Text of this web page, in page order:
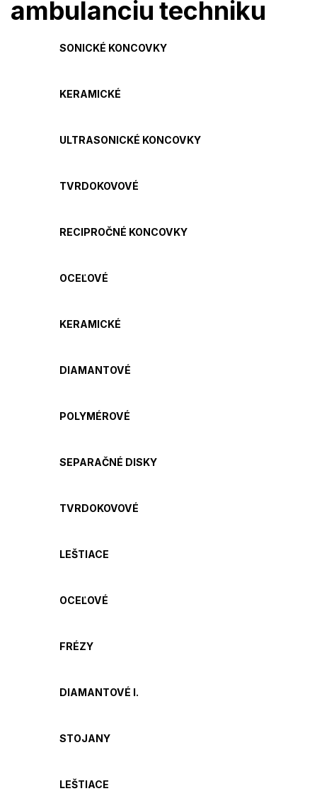
ambulanciu techniku
SONICKÉ KONCOVKY
KERAMICKÉ
ULTRASONICKÉ KONCOVKY
TVRDOKOVOVÉ
RECIPROČNÉ KONCOVKY
OCEĽOVÉ
KERAMICKÉ
DIAMANTOVÉ
POLYMÉROVÉ
SEPARAČNÉ DISKY
TVRDOKOVOVÉ
LEŠTIACE
OCEĽOVÉ
FRÉZY
DIAMANTOVÉ I.
STOJANY
LEŠTIACE